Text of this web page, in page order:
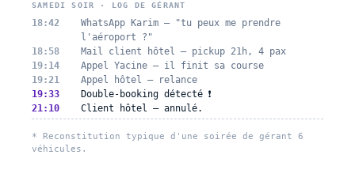
SAMEDI SOIR · LOG DE GÉRANT
18:42
WhatsApp Karim — "tu peux me prendre
l'aéroport ?"
18:58
Mail client hôtel — pickup 21h, 4 pax
19:14
Appel Yacine — il finit sa course
19:21
Appel hôtel — relance
19:33
Double-booking détecté ❗
21:10
Client hôtel — annulé.
* Reconstitution typique d'une soirée de gérant 6
véhicules.